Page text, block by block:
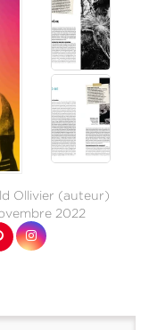
Ollivier (auteur)
2022